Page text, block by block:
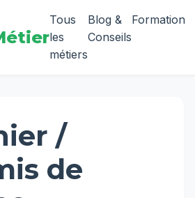
Tous
les
métiers
Blog &
Conseils
Formation
/
de